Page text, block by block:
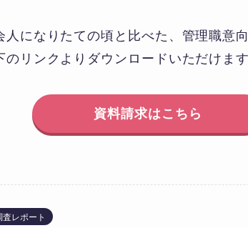
になりたての頃と比べた、管理職意
リンクよりダウンロードいただけま
資料請求はこちら
査レポート